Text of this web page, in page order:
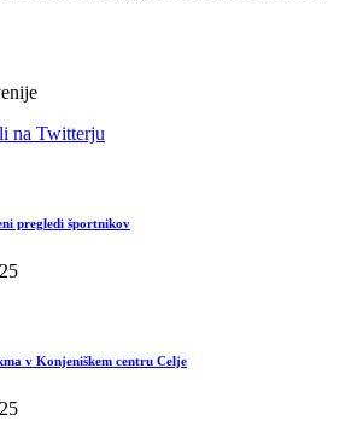
na Twitterju
pregledi športnikov
v Konjeniškem centru Celje